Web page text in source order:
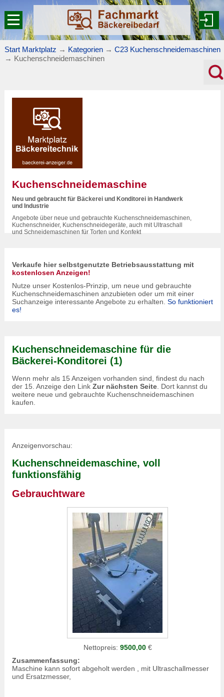
Start Marktplatz → Kategorien → C23 Kuchenschneidemaschinen
→ Kuchenschneidemaschinen
Kuchenschneidemaschine
Neu und gebraucht für Bäckerei und Konditorei in Handwerk
und Industrie
Angebote über neue und gebrauchte Kuchenschneidemaschinen,
Kuchenschneider, Kuchenschneidegeräte, auch mit Ultraschall
und Schneidemaschinen für Torten und Konfekt
Verkaufe hier selbstgenutzte Betriebsausstattung mit
kostenlosen Anzeigen!
Nutze unser Kostenlos-Prinzip, um neue und gebrauchte
Kuchenschneidemaschinen anzubieten oder um mit einer
Suchanzeige interessante Angebote zu erhalten. So funktioniert
es!
Kuchenschneidemaschine für die
Bäckerei-Konditorei (1)
Wenn mehr als 15 Anzeigen vorhanden sind, findest du nach
der 15. Anzeige den Link Zur nächsten Seite . Dort kannst du
weitere neue und gebrauchte Kuchenschneidemaschinen
kaufen.
Anzeigenvorschau:
Kuchenschneidemaschine, voll
funktionsfähig
Gebrauchtware
Nettopreis: 9500,00€
Zusammenfassung:
Maschine kann sofort abgeholt werden , mit Ultraschallmesser
und Ersatzmesser,